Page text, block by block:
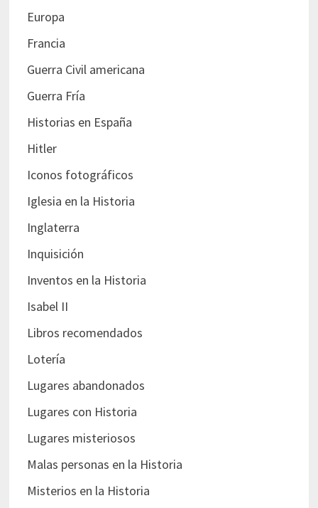
Europa
Francia
Guerra Civil americana
Guerra Fría
Historias en España
Hitler
Iconos fotográficos
Iglesia en la Historia
Inglaterra
Inquisición
Inventos en la Historia
Isabel II
Libros recomendados
Lotería
Lugares abandonados
Lugares con Historia
Lugares misteriosos
Malas personas en la Historia
Misterios en la Historia